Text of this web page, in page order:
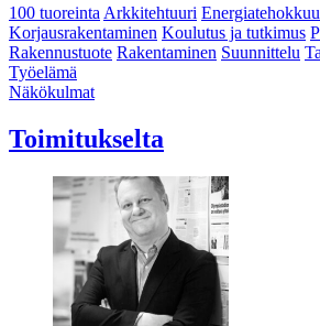
100 tuoreintaArkkitehtuuri
Korjausrakentaminen Koulutus ja tutkimus
Rakennustuote Rakentaminen Suunnittelu
Työelämä
Näkökulmat
Toimitukselta